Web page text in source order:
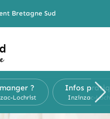
Bretagne Sud
?
Lochrist
Infos
Inzinzac-